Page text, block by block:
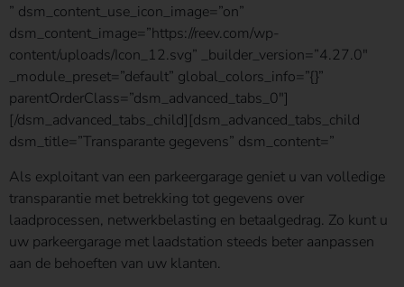
” dsm_content_use_icon_image=”on”
dsm_content_image=”https://reev.com/wp-
content/uploads/Icon_12.svg” _builder_version=”4.27.0″
_module_preset=”default” global_colors_info=”{}”
parentOrderClass=”dsm_advanced_tabs_0″]
[/dsm_advanced_tabs_child][dsm_advanced_tabs_child
dsm_title=”Transparante gegevens” dsm_content=”
Als exploitant van een parkeergarage geniet u van volledige
transparantie met betrekking tot gegevens over
laadprocessen, netwerkbelasting en betaalgedrag. Zo kunt u
uw parkeergarage met laadstation steeds beter aanpassen
aan de behoeften van uw klanten.